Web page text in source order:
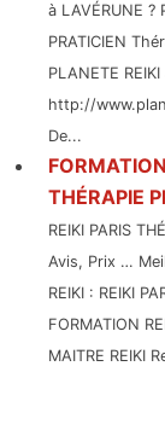
à LAVÉRUNE ?
PRATICIEN
PLANETE
http://
De...
THÉRAPIE
REIKI PARIS
Avis, Prix …
REIKI : REIKI
FORMATION
MAITRE REIKI